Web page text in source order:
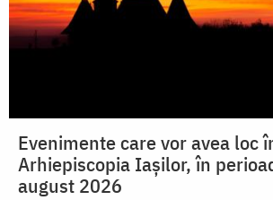
Evenimente care vor avea loc
Arhiepiscopia Iaşilor, în
august 2026